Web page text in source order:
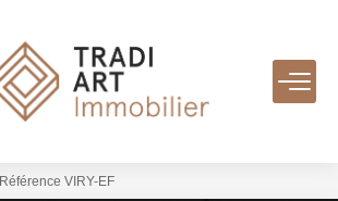
ACHETER
Référence VIRY-EF